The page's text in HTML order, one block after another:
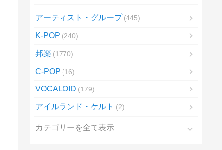
アーティスト・グループ 445
K-POP 240
邦楽 1770
C-POP 16
VOCALOID 179
アイルランド・ケルト 2
カテゴリーを全て表示